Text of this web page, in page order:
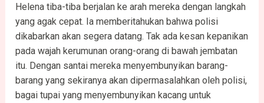
Helena tiba-tiba berjalan ke arah mereka dengan langkah
yang agak cepat. Ia memberitahukan bahwa polisi
dikabarkan akan segera datang. Tak ada kesan kepanikan
pada wajah kerumunan orang-orang di bawah jembatan
itu. Dengan santai mereka menyembunyikan barang-
barang yang sekiranya akan dipermasalahkan oleh polisi,
bagai tupai yang menyembunyikan kacang untuk